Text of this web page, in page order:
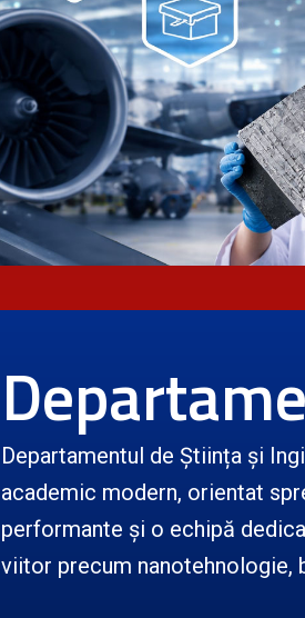
Departamentul de Știința și
academic modern, orientat
performante și o echipă
viitor precum nanotehnologie,